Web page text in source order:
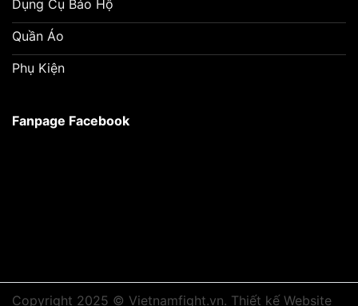
Dụng Cụ Bảo Hộ
Quần Áo
Phụ Kiện
Fanpage Facebook
Copyright 2025 © Vietnamfight.vn. Thiết kế Website